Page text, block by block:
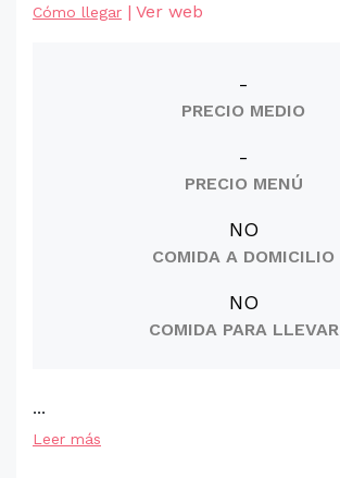
Cómo llegar | Ver web
-
PRECIO MEDIO
-
PRECIO MENÚ
NO
COMIDA A DOMICILIO
NO
COMIDA PARA LLEVAR
...
Leer más